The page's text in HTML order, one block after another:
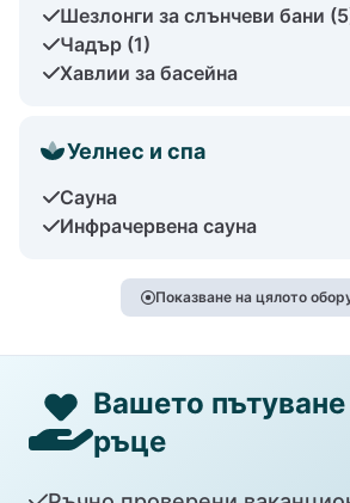
Шезлонги за слънчеви бани
Чадър (1)
Хавлии за басейна
Уелнес и спа
Сауна
Инфрачервена сауна
Показване на цялото
Вашето пътуване
ръце